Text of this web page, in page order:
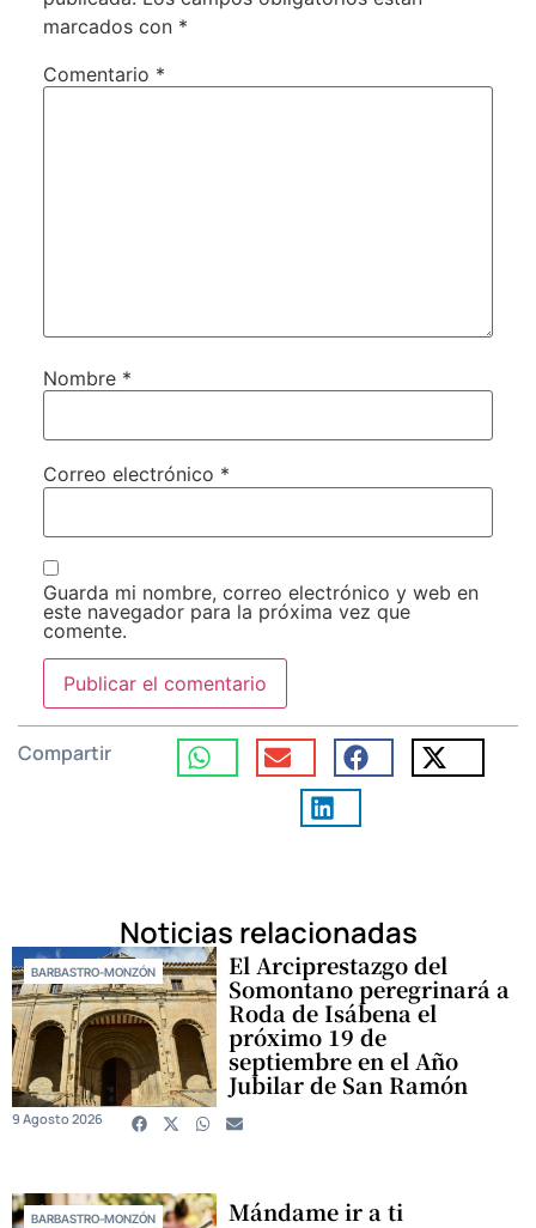
marcados con *
Comentario *
Nombre *
Correo electrónico *
Guarda mi nombre, correo electrónico y web en
este navegador para la próxima vez que
comente.
Compartir
Noticias relacionadas
BARBASTRO-MONZÓN El Arciprestazgo del
Somontano peregrinará a
Roda de Isábena el
próximo 19 de
septiembre en el Año
Jubilar de San Ramón
9 Agosto 2026
BARBASTRO-MONZÓN Mándame ir a ti